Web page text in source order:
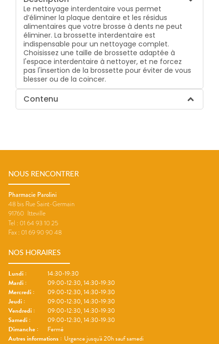
Le nettoyage interdentaire vous permet
d’éliminer la plaque dentaire et les résidus
alimentaires que votre brosse à dents ne peut
éliminer. La brossette interdentaire est
indispensable pour un nettoyage complet.
Choisissez une taille de brossette adaptée à
l'espace interdentaire à nettoyer, et ne forcez
pas l'insertion de la brossette pour éviter de vous
blesser ou de la coincer.
Contenu
NOUS RENCONTRER
Pharmacie Parolini
48 bis Rue Saint-Germain
91760 Itteville
Tel : 01 64 93 10 25
Fax : 01 69 90 90 48
NOS HORAIRES
Lundi :
14:30-19:30
Mardi :
09:00-12:30, 14:30-19:30
Mercredi :
09:00-12:30, 14:30-19:30
Jeudi :
09:00-12:30, 14:30-19:30
Vendredi :
09:00-12:30, 14:30-19:30
Samedi :
09:00-12:30, 14:30-19:30
Dimanche :
Fermé
Autres informations : Urgence jusqu'à 20h sauf samedi